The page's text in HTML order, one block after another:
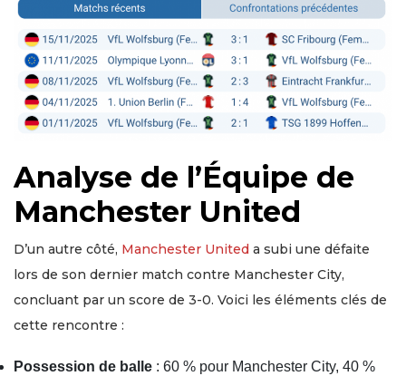
Analyse de l’Équipe de
Manchester United
D’un autre côté, Manchester United a subi une défaite
lors de son dernier match contre Manchester City,
concluant par un score de 3-0. Voici les éléments clés de
cette rencontre :
Possession de balle : 60 % pour Manchester City, 40 %